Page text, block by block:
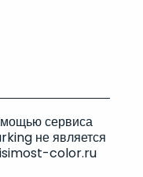
сервиса
не является
color.ru